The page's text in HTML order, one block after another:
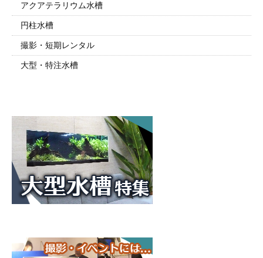
アクアテラリウム水槽
円柱水槽
撮影・短期レンタル
大型・特注水槽